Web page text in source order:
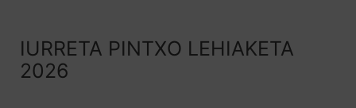
IURRETA PINTXO LEHIAKETA
2026